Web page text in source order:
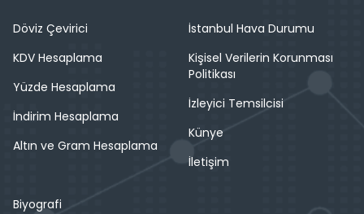
Döviz Çevirici
KDV Hesaplama
Yüzde Hesaplama
İndirim Hesaplama
Altın ve Gram Hesaplama
İstanbul Hava Durumu
Kişisel Verilerin Korunması
Politikası
İzleyici Temsilcisi
Künye
İletişim
Biyografi